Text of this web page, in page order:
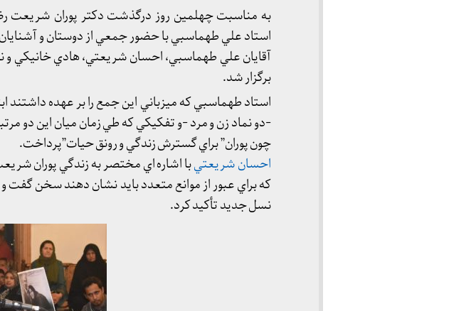
به مناسبت چهلمين روز درگذشت دكتر پوران شريعت
استاد علي طهماسبي با حضور جمعي از دوستان و
آقايان علي طهماسبي، احسان شريعتي، هادي خانيكي و
برگزار شد.
استاد طهماسبي كه ميزباني اين جمع را بر عهده داشتند
-دو نماد زن و مرد -و تفكيكي كه طي زمان ميان اين دو
چون پوران” براي گسترش زندگي و رونق حيات”پرداخت.
احسان شريعتيبا اشاره اي مختصر به زندگي پوران
كه براي عبور از موانع متعدد بايد نشان دهند سخن
نسل جديد تأكيد كرد.